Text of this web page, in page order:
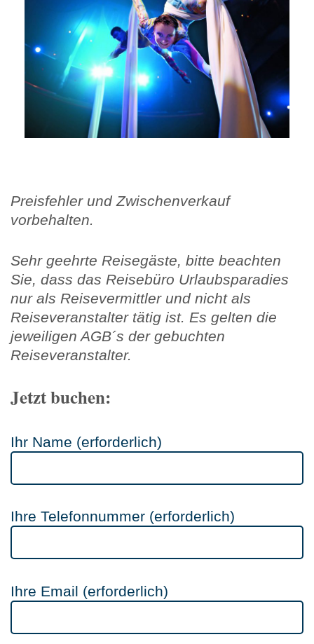
Preisfehler und Zwischenverkauf
vorbehalten.
Sehr geehrte Reisegäste, bitte beachten
Sie, dass das Reisebüro Urlaubsparadies
nur als Reisevermittler und nicht als
Reiseveranstalter tätig ist. Es gelten die
jeweiligen AGB´s der gebuchten
Reiseveranstalter.
Jetzt buchen:
Ihr Name (erforderlich)
Ihre Telefonnummer (erforderlich)
Ihre Email (erforderlich)